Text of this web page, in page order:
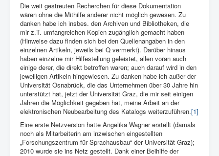
Die weit gestreuten Recherchen für diese Dokumentation
wären ohne die Mithilfe anderer nicht möglich gewesen. Zu
danken habe ich insbes. den Archiven und Bibliotheken, die
mir z.T. umfangreichen Kopien zugänglich gemacht haben
(Hinweise dazu finden sich bei den Quellenangaben in den
einzelnen Artikeln, jeweils bei Q vermerkt). Darüber hinaus
haben einzelne mir Hilfestellung geleistet, allen voran auch
einige derer, die direkt betroffen waren; auch darauf wird in den
jeweiligen Artikeln hingewiesen. Zu danken habe ich außer der
Universität Osnabrück, die das Unternehmen über 30 Jahre hin
unterstützt hat, jetzt der Universität Graz, die mir seit einigen
Jahren die Möglichkeit gegeben hat, meine Arbeit an der
elektronischen Neubearbeitung des Katalogs weiterzuführen.[1]
Eine erste Netzversion hatte Angelika Wagner erstellt (damals
noch als Mitarbeiterin am inzwischen eingestellten
„Forschungszentrum für Sprachausbau“ der Universität Graz);
2010 wurde sie ins Netz gestellt. Dank einer Beihilfe der